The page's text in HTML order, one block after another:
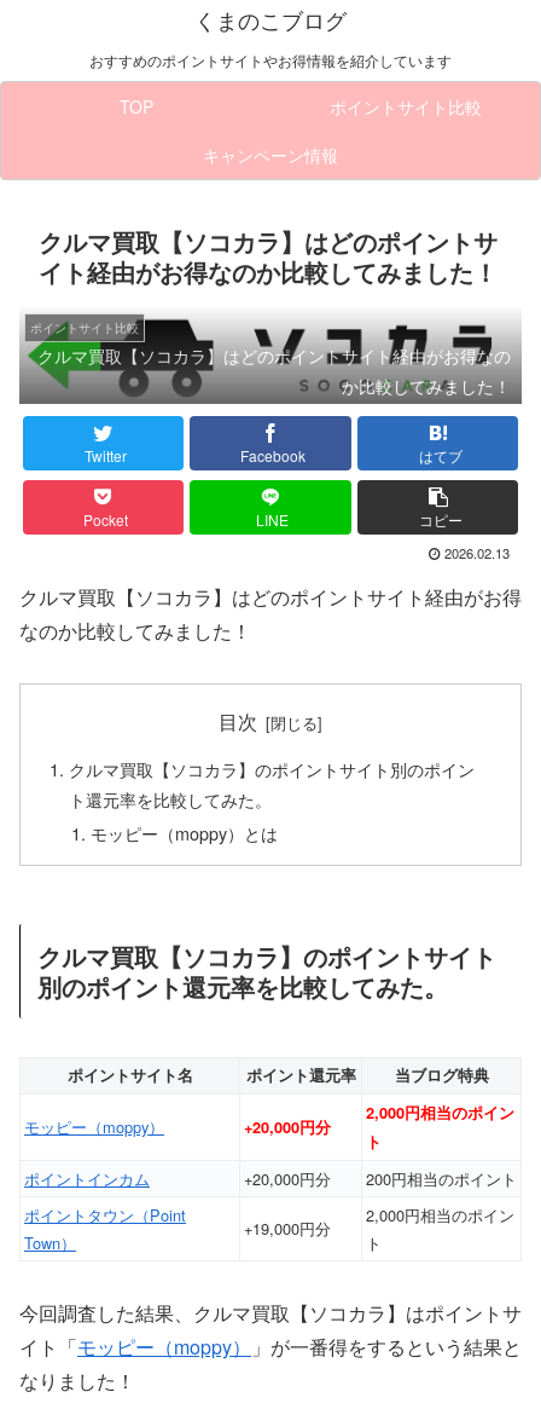
くまのこブログ
おすすめのポイントサイトやお得情報を紹介しています
TOP
ポイントサイト比較
キャンペーン情報
クルマ買取【ソコカラ】はどのポイントサ
イト経由がお得なのか比較してみました！
ポイントサイト比較
クルマ買取【ソコカラ】はどのポイントサイト経由がお得なの
か比較してみました！
Twitter Facebook はてブ
Pocket LINE コピー
2026.02.13
クルマ買取【ソコカラ】はどのポイントサイト経由がお得
なのか比較してみました！
目次
クルマ買取【ソコカラ】のポイントサイト別のポイン
ト還元率を比較してみた。
モッピー（moppy）とは
クルマ買取【ソコカラ】のポイントサイト
別のポイント還元率を比較してみた。
ポイントサイト名 ポイント還元率 当ブログ特典
モッピー（moppy） +20,000円分
2,000円相当のポイン
ト
ポイントインカム +20,000円分
200円相当のポイント
ポイントタウン（Point
Town）
+19,000円分
2,000円相当のポイン
ト
今回調査した結果、クルマ買取【ソコカラ】はポイントサ
イト「モッピー（moppy）
」が一番得をするという結果と
なりました！